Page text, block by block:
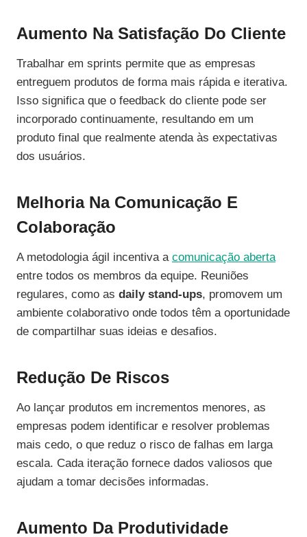
Aumento Na Satisfação Do Cliente
Trabalhar em sprints permite que as empresas
entreguem produtos de forma mais rápida e iterativa.
Isso significa que o feedback do cliente pode ser
incorporado continuamente, resultando em um
produto final que realmente atenda às expectativas
dos usuários.
Melhoria Na Comunicação E
Colaboração
A metodologia ágil incentiva a comunicação aberta
entre todos os membros da equipe. Reuniões
regulares, como as daily stand-ups, promovem um
ambiente colaborativo onde todos têm a oportunidade
de compartilhar suas ideias e desafios.
Redução De Riscos
Ao lançar produtos em incrementos menores, as
empresas podem identificar e resolver problemas
mais cedo, o que reduz o risco de falhas em larga
escala. Cada iteração fornece dados valiosos que
ajudam a tomar decisões informadas.
Aumento Da Produtividade